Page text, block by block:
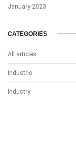
January 2023
CATEGORIES
All articles
Industrie
Industry